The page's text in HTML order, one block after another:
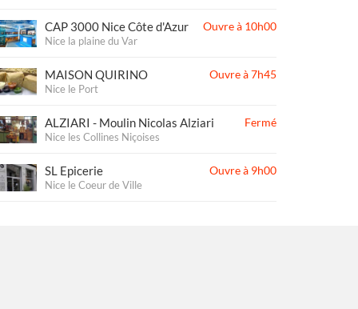
CAP 3000 Nice Côte d'Azur
Nice la plaine du Var
Ouvre à 10h00
MAISON QUIRINO
Nice le Port
Ouvre à 7h45
ALZIARI - Moulin Nicolas Alziari
Nice les Collines Niçoises
Fermé
SL Epicerie
Nice le Coeur de Ville
Ouvre à 9h00